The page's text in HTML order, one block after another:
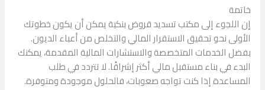
خاتمة
إن اللجوء إلى مكتب تسديد قروض بنكية يمكن أن يكون خطوتك
الأولى نحو تحقيق الاستقرار المالي والتخلص من أعباء الديون.
بفضل الخدمات المتخصصة والاستشارات المالية المقدمة، يمكنك
البدء في بناء مستقبل مالي أكثر إشراقًا. لا تتردد في طلب
المساعدة إذا كنت تواجه صعوبات، فالحلول موجودة ومتوفرة.